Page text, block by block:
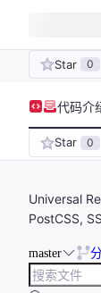
Star 0
代码介
Star 0
Universal
PostCSS,
master